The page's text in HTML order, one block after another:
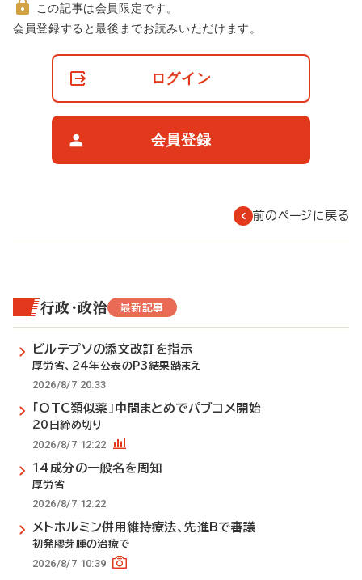
非
この記事は会員限定です。
会員登録すると最後までお読みいただけます。
ログイン
会員登録
前のページに戻る
行政・政治 最新記事
ビルテプソの添文改訂を指示
厚労省、24年公表のP3結果踏まえ
2026/8/7 20:33
「OTC類似薬」中間まとめでパブコメ開始
20日締め切り
2026/8/7 12:22
14成分の一般名を周知
厚労省
2026/8/7 12:22
メトホルミン併用維持療法、先進Bで審議
初発膠芽腫の治療で
2026/8/7 10:39